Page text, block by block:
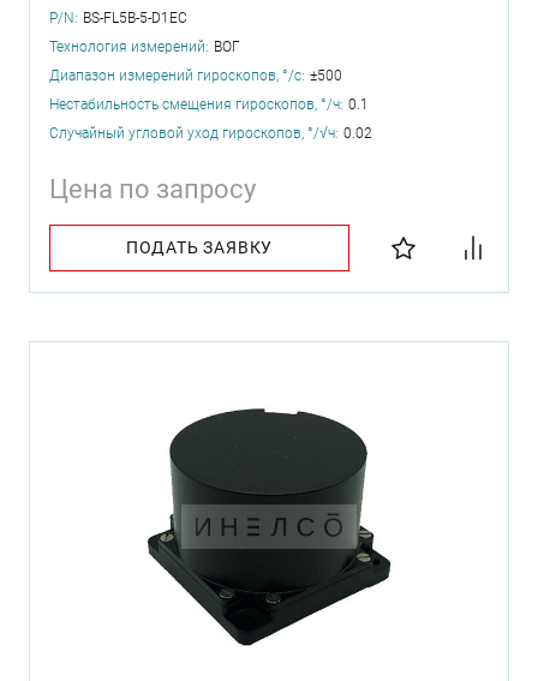
P/N: BS-FL5B-5-D1EC
Технология измерений: ВОГ
Диапазон измерений гироскопов, °/с: ±500
Нестабильность смещения гироскопов, °/ч: 0.1
Случайный угловой уход гироскопов, °/√ч: 0.02
Цена по запросу
ПОДАТЬ ЗАЯВКУ